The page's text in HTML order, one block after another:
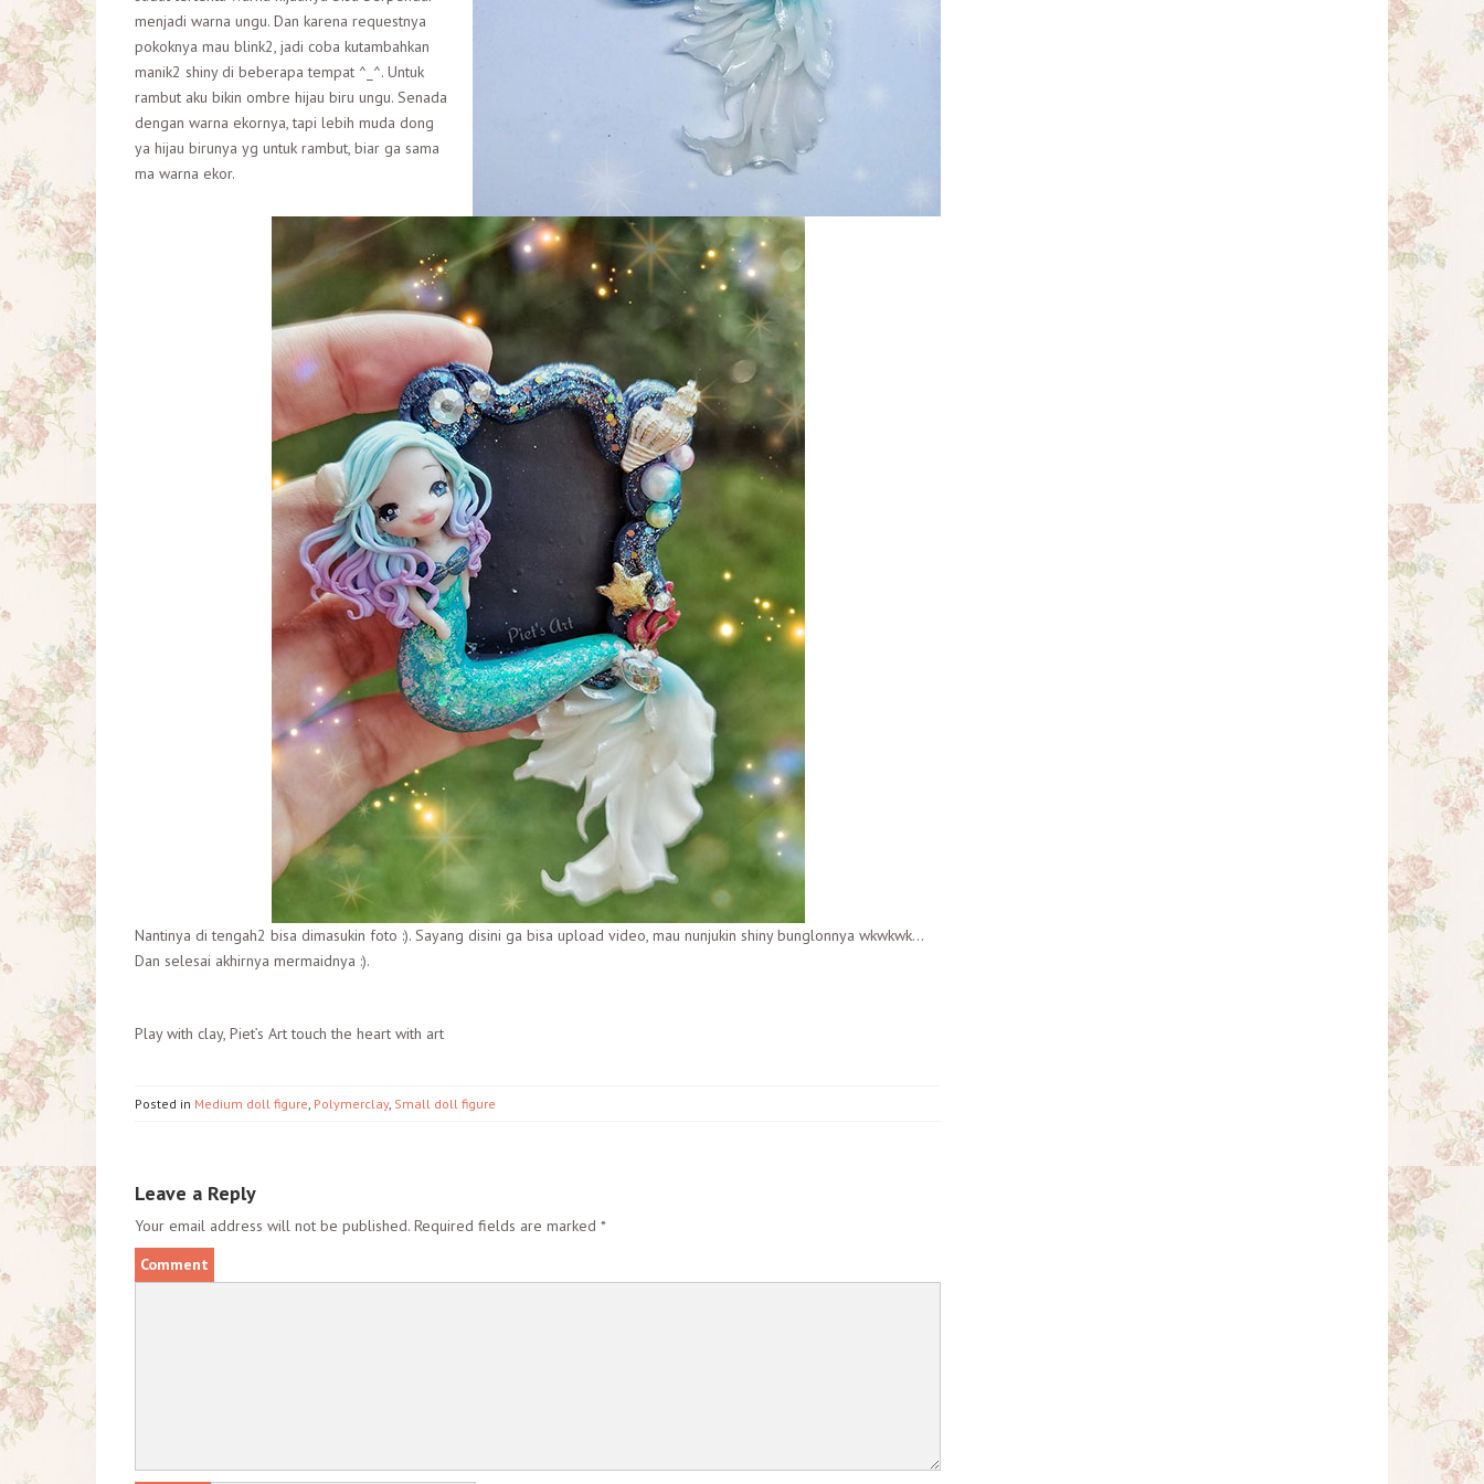
menjadi warna ungu. Dan karena requestnya
pokoknya mau blink2, jadi coba kutambahkan
manik2 shiny di beberapa tempat ^_^. Untuk
rambut aku bikin ombre hijau biru ungu. Senada
dengan warna ekornya, tapi lebih muda dong
ya hijau birunya yg untuk rambut, biar ga sama
ma warna ekor.
Nantinya di tengah2 bisa dimasukin foto :). Sayang disini ga bisa upload video, mau nunjukin shiny bunglonnya wkwkwk…
Dan selesai akhirnya mermaidnya :).
Play with clay, Piet’s Art touch the heart with art
Posted in Medium doll figure, Polymerclay, Small doll figure
Leave a Reply
Your email address will not be published. Required fields are marked *
Comment